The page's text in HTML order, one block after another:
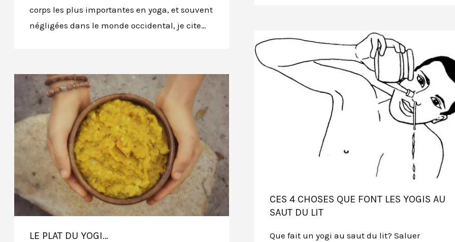
corps les plus importantes en yoga, et souvent
négligées dans le monde occidental, je cite…
CES 4 CHOSES QUE FONT LES YOGIS AU
SAUT DU LIT
Que fait un yogi au saut du lit? Saluer
LE PLAT DU YOGI…